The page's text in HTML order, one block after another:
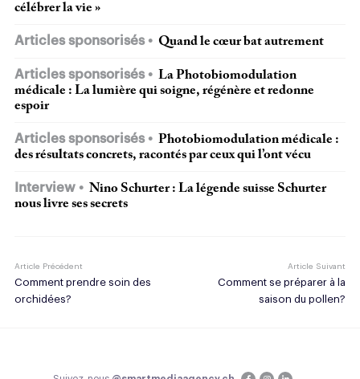
célébrer la vie »
Articles sponsorisés Quand le cœur bat autrement
Articles sponsorisés
La Photobiomodulation
médicale : La lumière qui soigne, régénère et redonne
espoir
Articles sponsorisés
Photobiomodulation médicale :
des résultats concrets, racontés par ceux qui l’ont vécu
Interview
Nino Schurter : La légende suisse Schurter
nous livre ses secrets
Article Précédent
Comment prendre soin des
orchidées?
Article Suivant
Comment se préparer à la
saison du pollen?